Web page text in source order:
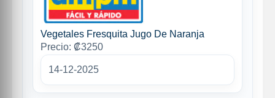
Vegetales Fresquita Jugo De Naranja
Precio: ₡3250
14-12-2025